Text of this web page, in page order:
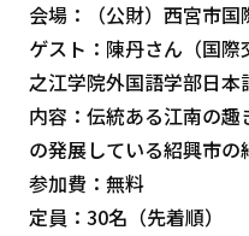
会場：（公財）西宮市
ゲスト：陳丹さん（国
之江学院外国語学部日
内容：伝統ある江南の
の発展している紹興市の
参加費：無料
定員：30名（先着順）